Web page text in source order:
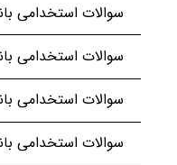
سوالات استخدامی
سوالات استخدامی
سوالات استخدامی
سوالات استخدامی